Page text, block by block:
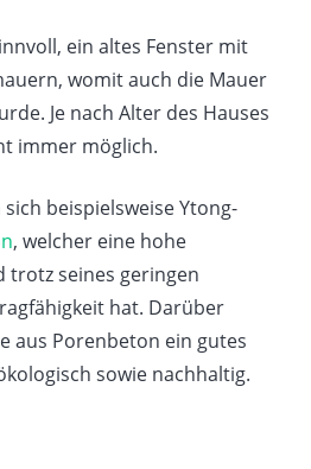
ein altes Fenster mit
womit auch die Mauer
Je nach Alter des Hauses
immer möglich.
beispielsweise Ytong-
, welcher eine hohe
trotz seines geringen
hat. Darüber
aus Porenbeton ein gutes
sowie nachhaltig.